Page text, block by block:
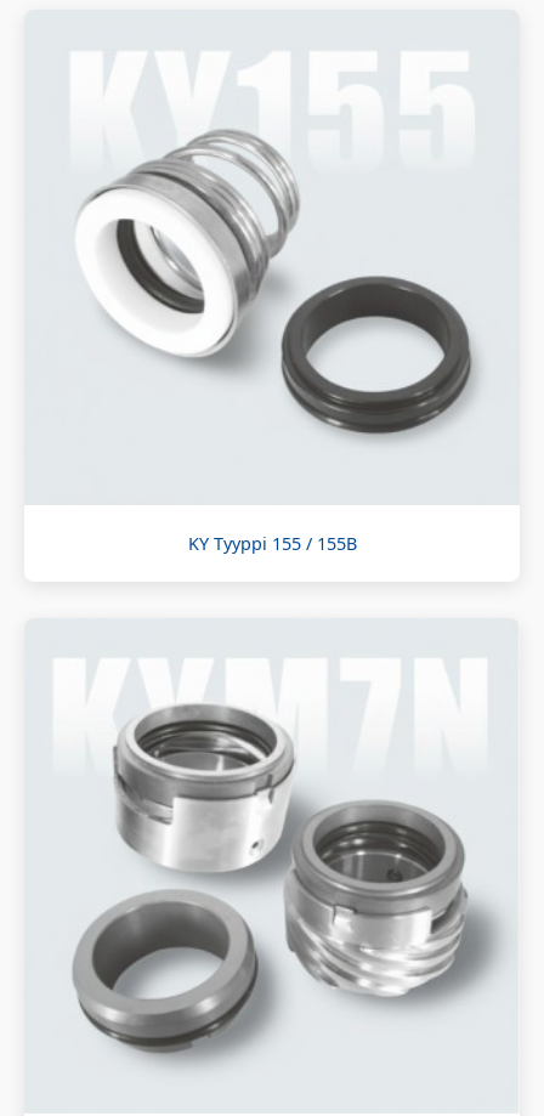
KY Tyyppi 155 / 155B